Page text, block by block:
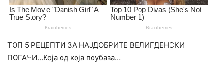
ТОП 5 РЕЦЕПТИ ЗА НАЈДОБРИТЕ ВЕЛИГДЕНСКИ
ПОГАЧИ…Која од која поубава…